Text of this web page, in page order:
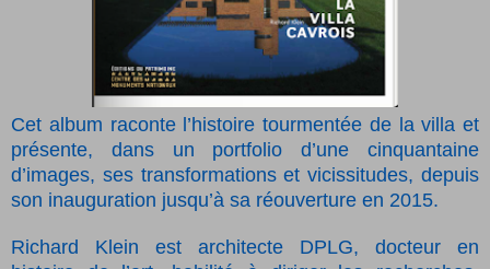
Cet album raconte l’histoire tourmentée de la villa et
présente, dans un portfolio d’une cinquantaine
d’images, ses transformations et vicissitudes, depuis
son inauguration jusqu’à sa réouverture en 2015.
Richard Klein est architecte DPLG, docteur en